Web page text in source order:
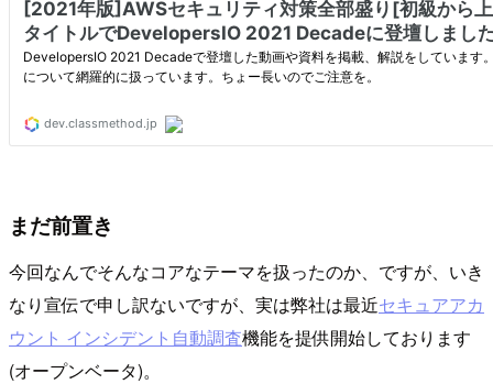
まだ前置き
今回なんでそんなコアなテーマを扱ったのか、ですが、いき
なり宣伝で申し訳ないですが、実は弊社は最近セキュアアカ
ウント インシデント自動調査機能を提供開始しております
(オープンベータ)。